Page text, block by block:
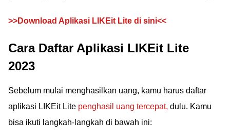
>>Download Aplikasi LIKEit Lite di sini<<
Cara Daftar Aplikasi LIKEit Lite
2023
Sebelum mulai menghasilkan uang, kamu harus daftar
aplikasi LIKEit Lite penghasil uang tercepat, dulu. Kamu
bisa ikuti langkah-langkah di bawah ini: